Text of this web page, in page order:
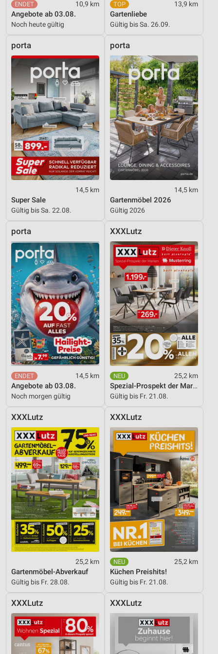
10,9 km
Angebote ab 03.08.
Noch heute gültig
13,9 km
Gartenliebe
Gültig bis Sa. 26.09.
porta
14,5 km
Super Sale
Gültig bis Sa. 22.08.
porta
14,5 km
Gartenmöbel 2026
Gültig 2026
porta
14,5 km
Angebote ab 03.08.
Noch morgen gültig
XXXLutz
25,2 km
Spezial-Prospekt der Marken
Gültig bis Fr. 21.08.
XXXLutz
25,2 km
Gartenmöbel-Abverkauf
Gültig bis Fr. 28.08.
XXXLutz
25,2 km
Küchen Preishits!
Gültig bis Fr. 21.08.
XXXLutz XXXLutz
Werbung